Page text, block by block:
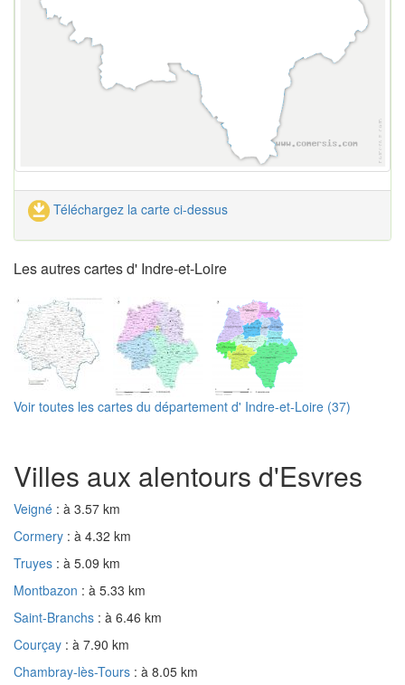
Téléchargez la carte ci-dessus
Les autres cartes d' Indre-et-Loire
Voir toutes les cartes du département d' Indre-et-Loire (37)
Villes aux alentours d'Esvres
Veigné : à 3.57 km
Cormery : à 4.32 km
Truyes : à 5.09 km
Montbazon : à 5.33 km
Saint-Branchs : à 6.46 km
Courçay : à 7.90 km
Chambray-lès-Tours : à 8.05 km